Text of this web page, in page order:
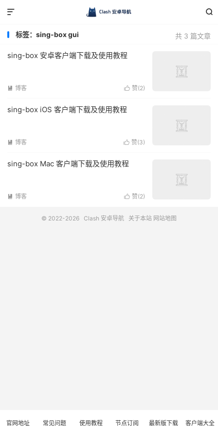


共 3 篇文章
标签：sing-box gui
sing-box 安卓客户端下载及使用教程
 赞(2)
 博客
sing-box iOS 客户端下载及使用教程
 赞(3)
 博客
sing-box Mac 客户端下载及使用教程
 赞(2)
 博客
© 2022-2026 Clash 安卓导航 关于本站 网站地图
官网地址 常见问题 使用教程 节点订阅 最新版下载 客户端大全